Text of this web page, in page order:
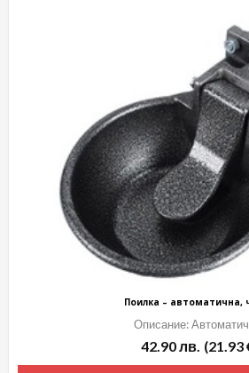
Поилка – автоматична,
Описание:
42.90 лв. (21.93